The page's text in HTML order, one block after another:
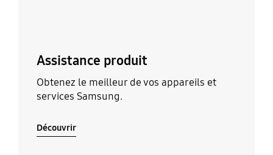
Assistance produit
Obtenez le meilleur de vos appareils et
services Samsung.
Découvrir